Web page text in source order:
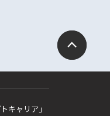
キャリア」